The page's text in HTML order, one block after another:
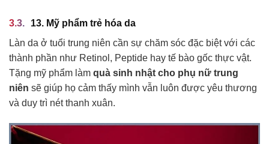
13. Mỹ phẩm trẻ hóa da
Làn da ở tuổi trung niên cần sự chăm sóc đặc biệt với các
thành phần như Retinol, Peptide hay tế bào gốc thực vật.
Tặng mỹ phẩm làm quà sinh nhật cho phụ nữ trung
niên sẽ giúp họ cảm thấy mình vẫn luôn được yêu thương
và duy trì nét thanh xuân.